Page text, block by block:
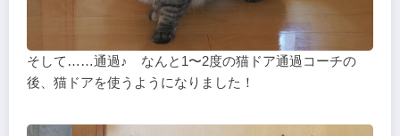
そして……通過♪ なんと1〜2度の猫ドア通過コーチの
後、猫ドアを使うようになりました！